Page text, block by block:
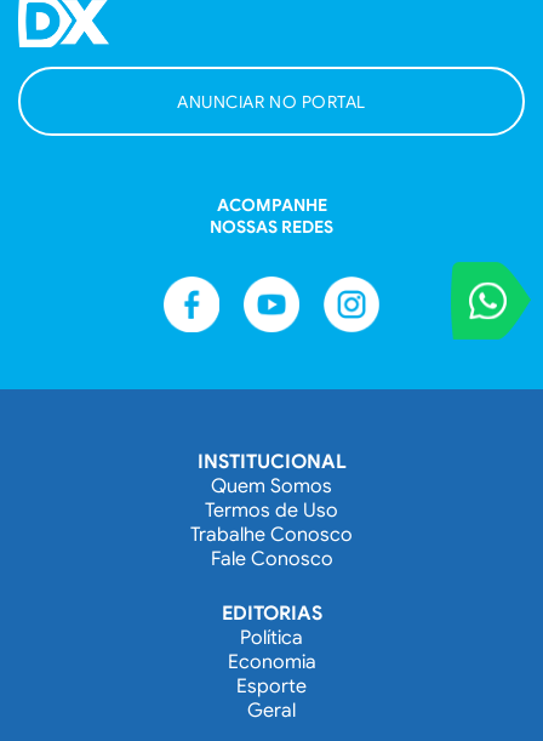
VOCÊ
Entre em
ANUNCIAR NO PORTAL
ACOMPANHE
NOSSAS REDES
INSTITUCIONAL
Quem Somos
Termos de Uso
Trabalhe Conosco
Fale Conosco
EDITORIAS
Política
Economia
Esporte
Geral